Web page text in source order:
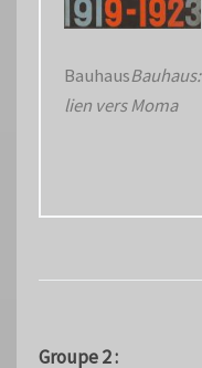
BauhausBauhaus:
lien vers Moma
Groupe 2 :